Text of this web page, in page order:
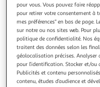
LETTRES
IMPITOYABLES
Séparés par la guerre,
sont écoulées depuis
coeur brisé. Mais la
a disparu et la ville
Lorsqu'Iris a l'occasion
En savoir +
Vous voulez
pour vous. Vous pouvez faire
pour retirer votre consentement à
mes préférences" en bas de page.
sur notre ou nos sites web. Pour
politique de confidentialité. Nos
traitent des données selon les
géolocalisation précises. Analyser
pour l’identification. Stocker et/
Publicités et contenu
contenu, études d’audience et